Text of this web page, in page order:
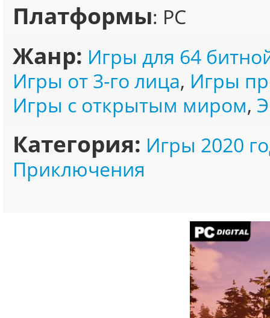
Платформы: PC
Жанр: Игры для 64
Игры от 3-го лица, Игры
Игры с открытым миром,
Категория: Игры 2020
Приключения